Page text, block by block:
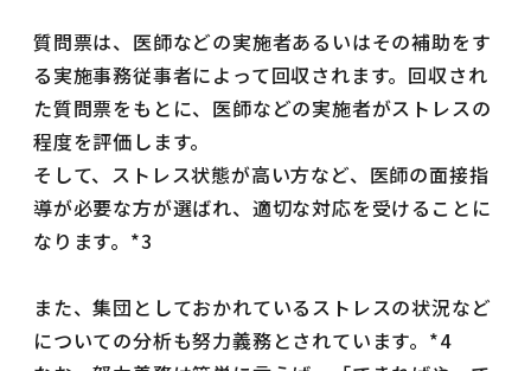
質問票は、医師などの実施者あるいはその補助をす
る実施事務従事者によって回収されます。回収され
た質問票をもとに、医師などの実施者がストレスの
程度を評価します。
そして、ストレス状態が高い方など、医師の面接指
導が必要な方が選ばれ、適切な対応を受けることに
なります。*3
また、集団としておかれているストレスの状況など
についての分析も努力義務とされています。*4